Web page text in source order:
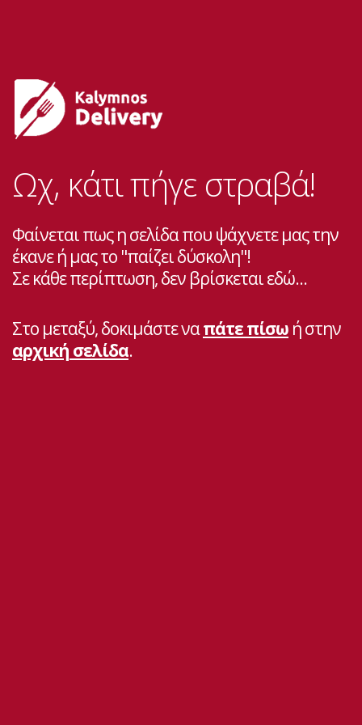
Ωχ, κάτι πήγε στραβά!
Φαίνεται πως η σελίδα που ψάχνετε μας την
έκανε ή μας το "παίζει δύσκολη"!
Σε κάθε περίπτωση, δεν βρίσκεται εδώ...
Στο μεταξύ, δοκιμάστε ναπάτε πίσω ή στην
αρχική σελίδα.